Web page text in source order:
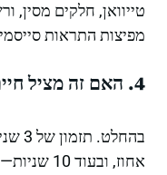
טייוואן, חלקים מסין,
מפיצות התראות
4. האם זה מציל חיים?